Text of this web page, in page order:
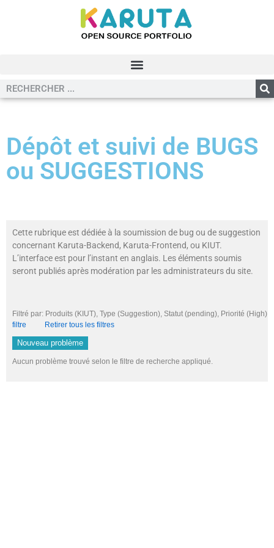
Dépôt et suivi de BUGS
ou SUGGESTIONS
Cette rubrique est dédiée à la soumission de bug ou de suggestion
concernant Karuta-Backend, Karuta-Frontend, ou KIUT.
L’interface est pour l’instant en anglais. Les éléments soumis
seront publiés après modération par les administrateurs du site.
Filtré par: Produits (KIUT), Type (Suggestion), Statut (pending), Priorité
filtre
Retirer tous les filtres
Nouveau problème
Aucun problème trouvé selon le filtre de recherche appliqué.